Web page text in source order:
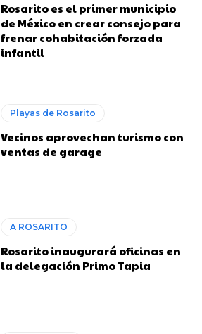
Rosarito es el primer municipio
de México en crear consejo para
frenar cohabitación forzada
infantil
Playas de Rosarito
Vecinos aprovechan turismo con
ventas de garage
A ROSARITO
Rosarito inaugurará oficinas en
la delegación Primo Tapia